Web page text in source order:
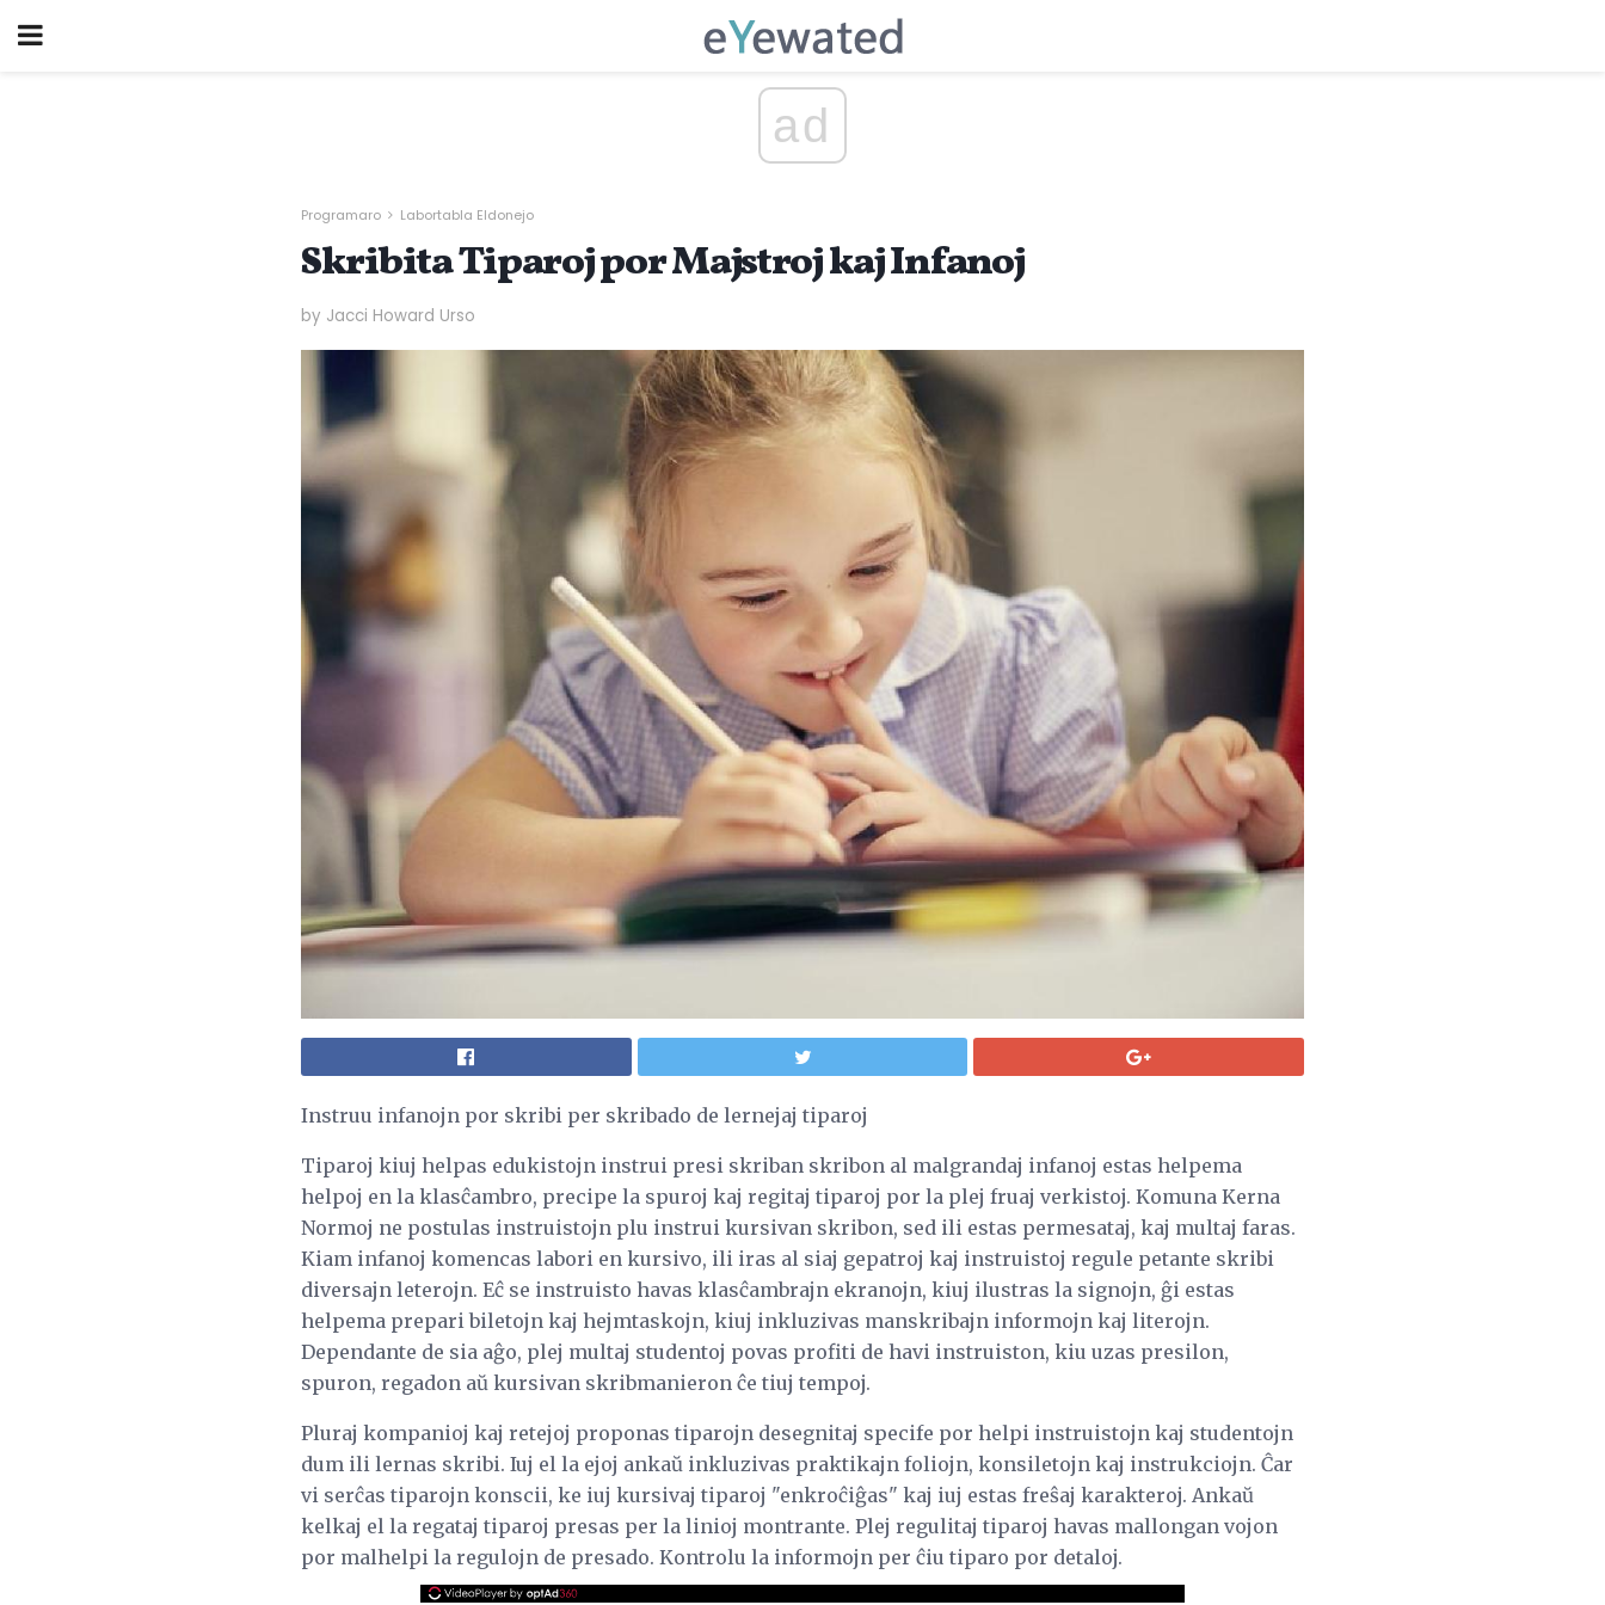
ad
Programaro Labortabla Eldonejo
Skribita Tiparoj por Majstroj kaj Infanoj
by Jacci Howard Urso
Instruu infanojn por skribi per skribado de lernejaj tiparoj
Tiparoj kiuj helpas edukistojn instrui presi skriban skribon al malgrandaj infanoj estas helpema
helpoj en la klasĉambro, precipe la spuroj kaj regitaj tiparoj por la plej fruaj verkistoj. Komuna Kerna
Normoj ne postulas instruistojn plu instrui kursivan skribon, sed ili estas permesataj, kaj multaj faras.
Kiam infanoj komencas labori en kursivo, ili iras al siaj gepatroj kaj instruistoj regule petante skribi
diversajn leterojn. Eĉ se instruisto havas klasĉambrajn ekranojn, kiuj ilustras la signojn, ĝi estas
helpema prepari biletojn kaj hejmtaskojn, kiuj inkluzivas manskribajn informojn kaj literojn.
Dependante de sia aĝo, plej multaj studentoj povas profiti de havi instruiston, kiu uzas presilon,
spuron, regadon aŭ kursivan skribmanieron ĉe tiuj tempoj.
Pluraj kompanioj kaj retejoj proponas tiparojn desegnitaj specife por helpi instruistojn kaj studentojn
dum ili lernas skribi. Iuj el la ejoj ankaŭ inkluzivas praktikajn foliojn, konsiletojn kaj instrukciojn. Ĉar
vi serĉas tiparojn konscii, ke iuj kursivaj tiparoj "enkroĉiĝas" kaj iuj estas freŝaj karakteroj. Ankaŭ
kelkaj el la regataj tiparoj presas per la linioj montrante. Plej regulitaj tiparoj havas mallongan vojon
por malhelpi la regulojn de presado. Kontrolu la informojn per ĉiu tiparo por detaloj.